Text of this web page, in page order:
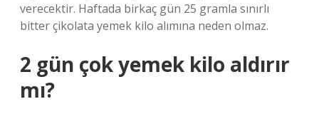
verecektir. Haftada birkaç gün 25 gramla sınırlı
bitter çikolata yemek kilo alımına neden olmaz.
2 gün çok yemek kilo aldırır
mı?